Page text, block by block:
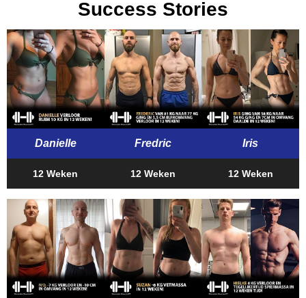
Success Stories
Danielle
12 Weken
Fredric
12 Weken
Iris
12 Weken